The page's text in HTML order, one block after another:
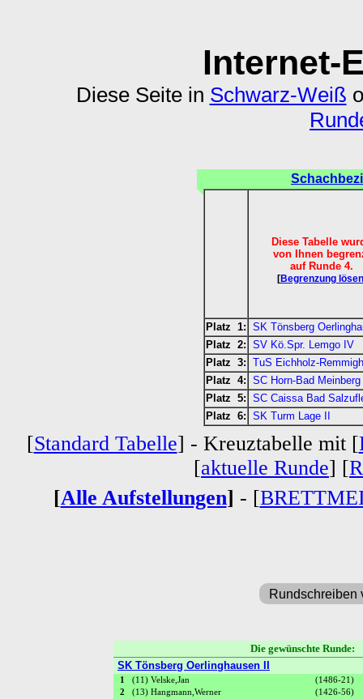
Internet-
Diese Seite in Schwarz-Weiß
Diese Tabelle
von Ihnen
auf Runde 4.
[Begrenzung lösen
Platz 1: SK Tönsberg
Platz 2: SV Kö.Spr. Lemgo IV
Platz 3: TuS Eichholz-
Platz 4: SC Horn-Bad Meinberg
Platz 5: SC Caissa Bad
Platz 6: SK Turm Lage II
[Standard Tabelle] - Kreuztabelle mit [
[aktuelle Runde] [
[Alle Aufstellungen] - [
Rundschreiben
Die gewünschte
SK Tönsberg Oerlinghausen II
1 (11) Velske,Jan
(1486-21)
2
(13) Hangmann,Werner
(1426-56)